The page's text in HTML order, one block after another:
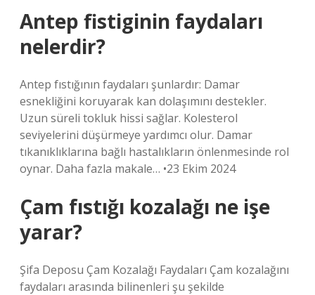
Antep fistiginin faydaları
nelerdir?
Antep fıstığının faydaları şunlardır: Damar
esnekliğini koruyarak kan dolaşımını destekler.
Uzun süreli tokluk hissi sağlar. Kolesterol
seviyelerini düşürmeye yardımcı olur. Damar
tıkanıklıklarına bağlı hastalıkların önlenmesinde rol
oynar. Daha fazla makale… •23 Ekim 2024
Çam fıstığı kozalağı ne işe
yarar?
Şifa Deposu Çam Kozalağı Faydaları Çam kozalağını
faydaları arasında bilinenleri şu şekilde